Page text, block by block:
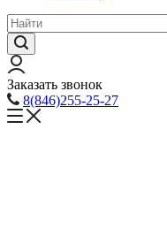
Заказать звонок
8(846)255-25-27